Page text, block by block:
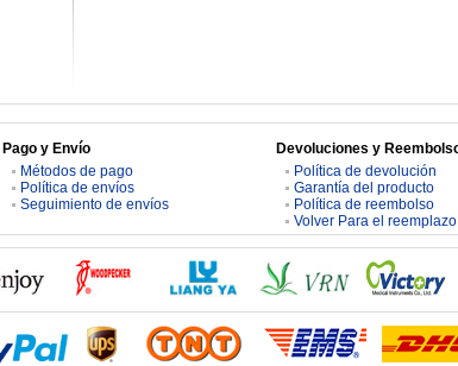
Pago y Envío
Métodos de pago
Política de envíos
Seguimiento de envíos
Devoluciones y
Política de devolución
Garantía del producto
Política de reembolso
Volver Para el reemplazo